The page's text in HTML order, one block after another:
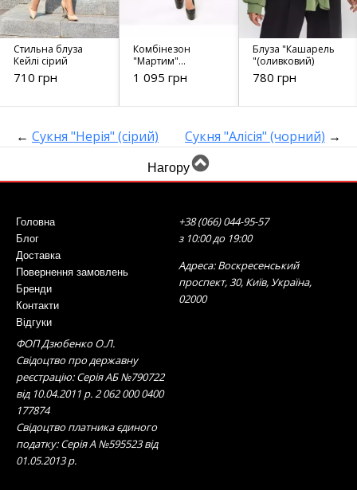
Стильна блуза
Кейлі сірий
710 грн
Комбінезон
"Мартим"
(чорний)
1 095 грн
Блуза "Кашарель
"(оливковий)
780 грн
← Сукня "Нерія" (сірий) Сукня "Алісія" (чорний) →
Нагору
Головна
Блог
Доставка
Повернення замовлень
Бренди
Контакти
Відгуки
+38 (066) 044-95-57
з 10:00 до 19:00
Адреса: Воскресенський
проспект, 30, Київ, Україна,
02000
ФОП Дзюбенко О.Л.
Свідоцтво про державну
реєстрацію: Серія АБ №790722
від 10.04.2011 р. 2 062 000 0400
177874
Свідоцтво платника єдиного
податку: Серія А №595523 від
01.05.2013 р.